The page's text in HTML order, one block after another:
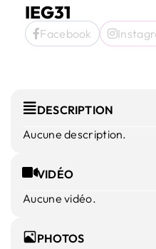
IEG31
Facebook
DESCRIPTION
Aucune description.
VIDÉO
Aucune vidéo.
PHOTOS